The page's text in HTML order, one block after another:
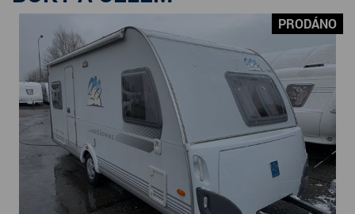
SERVIS KARAVANŮ
KONTAKT
PRODÁNO